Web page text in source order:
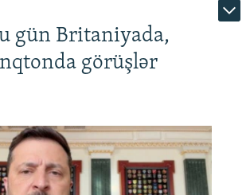
gün Britaniyada,
görüşlər